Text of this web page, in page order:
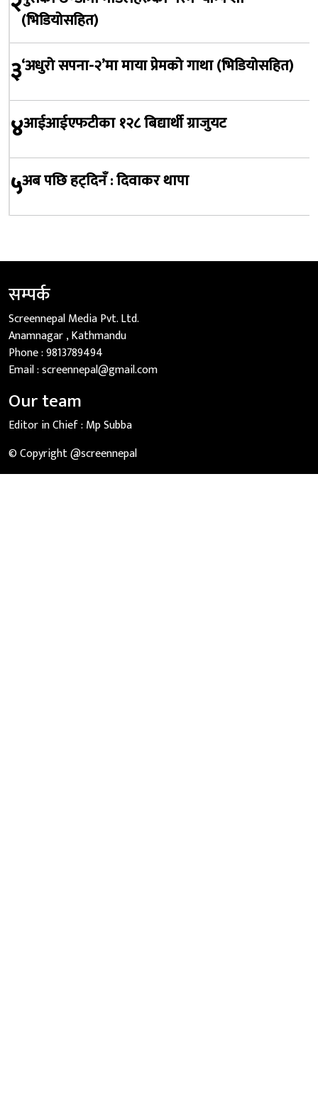
(भिडियोसहित)
३‘अधुरो सपना-२’मा माया प्रेमको गाथा (भिडियोसहित)
४आईआईएफटीका १२८ बिद्यार्थी ग्राजुयट
५अब पछि हट्दिनँ : दिवाकर थापा
सम्पर्क
Screennepal Media Pvt. Ltd.
Anamnagar , Kathmandu
Phone :9813789494
Email :screennepal@gmail.com
Our team
Editor in Chief : Mp Subba
© Copyright @screennepal